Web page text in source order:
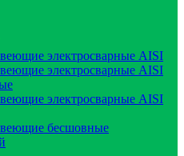
электросварные AISI
электросварные AISI
электросварные AISI
бесшовные